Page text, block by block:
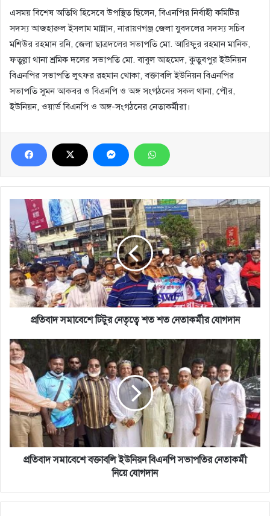
এসময় বিশেষ অতিথি হিসেবে উপস্থিত ছিলেন, বিএনপির নির্বাহী কমিটির
সদস্য আজহারুল ইসলাম মান্নান, নারায়ণগঞ্জ জেলা যুবদলের সদস্য সচিব
মশিউর রহমান রনি, জেলা ছাত্রদলের সভাপতি মো. আরিফুর রহমান মানিক,
ফতুল্লা থানা শ্রমিক দলের সভাপতি মো. বাবুল আহমেদ, কুতুবপুর ইউনিয়ন
বিএনপির সভাপতি লুৎফর রহমান খোকা, বক্তাবলি ইউনিয়ন বিএনপির
সভাপতি সুমন আকবর ও বিএনপি ও অঙ্গ সংগঠনের সকল থানা, পৌর,
ইউনিয়ন, ওয়ার্ড বিএনপি ও অঙ্গ-সংগঠনের নেতাকর্মীরা।
প্রতিবাদ
সমাবেশে
টিটুর
নেতৃত্বে
শত
শত
নেতাকর্মীর
যোগদান
প্রতিবাদ সমাবেশে টিটুর নেতৃত্বে শত শত নেতাকর্মীর যোগদান
প্রতিবাদ
সমাবেশে
বক্তাবলি
ইউনিয়ন
বিএনপি
সভাপতির
নেতাকর্মী
নিয়ে
যোগদান
প্রতিবাদ সমাবেশে বক্তাবলি ইউনিয়ন বিএনপি সভাপতির নেতাকর্মী
নিয়ে যোগদান